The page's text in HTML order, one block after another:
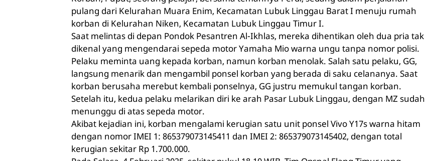
pulang dari Kelurahan Muara Enim, Kecamatan Lubuk Linggau Barat I menuju rumah
korban di Kelurahan Niken, Kecamatan Lubuk Linggau Timur I.
Saat melintas di depan Pondok Pesantren Al-Ikhlas, mereka dihentikan oleh dua pria tak
dikenal yang mengendarai sepeda motor Yamaha Mio warna ungu tanpa nomor polisi.
Pelaku meminta uang kepada korban, namun korban menolak. Salah satu pelaku, GG,
langsung menarik dan mengambil ponsel korban yang berada di saku celananya. Saat
korban berusaha merebut kembali ponselnya, GG justru memukul tangan korban.
Setelah itu, kedua pelaku melarikan diri ke arah Pasar Lubuk Linggau, dengan MZ sudah
menunggu di atas sepeda motor.
Akibat kejadian ini, korban mengalami kerugian satu unit ponsel Vivo Y17s warna hitam
dengan nomor IMEI 1: 865379073145411 dan IMEI 2: 865379073145402, dengan total
kerugian sekitar Rp 1.700.000.